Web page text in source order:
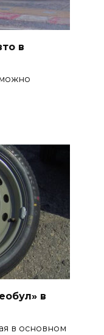
в
в
в основном